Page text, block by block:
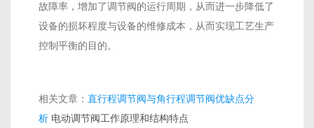
故障率，增加了调节阀的运行周期，从而进一步降低了
设备的损坏程度与设备的维修成本，从而实现工艺生产
控制平衡的目的。
相关文章： 直行程调节阀与角行程调节阀优缺点分
析 电动调节阀工作原理和结构特点